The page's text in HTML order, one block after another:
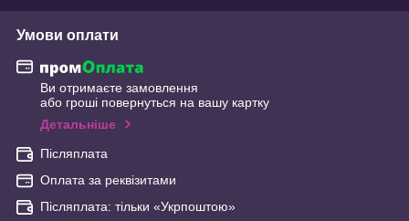
Умови оплати
Ви отримаєте замовлення
або гроші повернуться на вашу картку
Детальніше
Післяплата
Оплата за реквізитами
Післяплата: тільки «Укрпоштою»